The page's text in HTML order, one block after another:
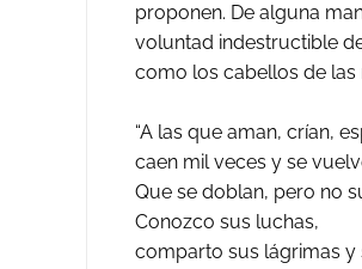
proponen. De alguna
voluntad indestructible
como los cabellos de las
“A las que aman, crían,
caen mil veces y se
Que se doblan, pero no
Conozco sus luchas,
comparto sus lágrimas y